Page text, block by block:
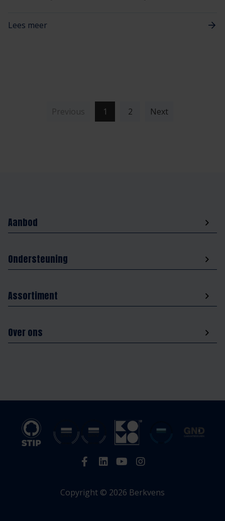
Lees meer
Previous 1 (current)
2 Next
Aanbod
Ondersteuning
Assortiment
Over ons
Copyright © 2026 Berkvens